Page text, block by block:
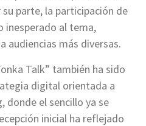
parte, la participación de
inesperado al tema,
audiencias más diversas.
Talk” también ha sido
digital orientada a
donde el sencillo ya se
inicial ha reflejado